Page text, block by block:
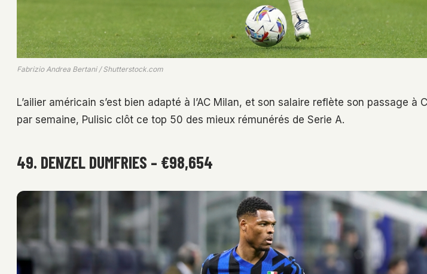
Fabrizio Andrea Bertani / Shutterstock.com
L’ailier américain s’est bien adapté à l’AC Milan, et son salaire reflète son passage à
par semaine, Pulisic clôt ce top 50 des mieux rémunérés de Serie A.
49. DENZEL DUMFRIES – €98,654